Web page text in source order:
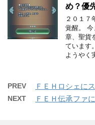
め？優
２０１７
覚醒。 今
章、聖貨
ています
ようやく
PREV ＦＥＨロシェに
NEXT ＦＥＨ伝承ファ